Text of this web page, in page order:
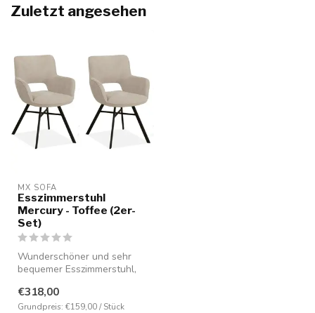
Zuletzt angesehen
MX SOFA
Esszimmerstuhl
Mercury - Toffee (2er-
Set)
Wunderschöner und sehr
bequemer Esszimmerstuhl,
garant...
€318,00
Grundpreis: €159,00 / Stück